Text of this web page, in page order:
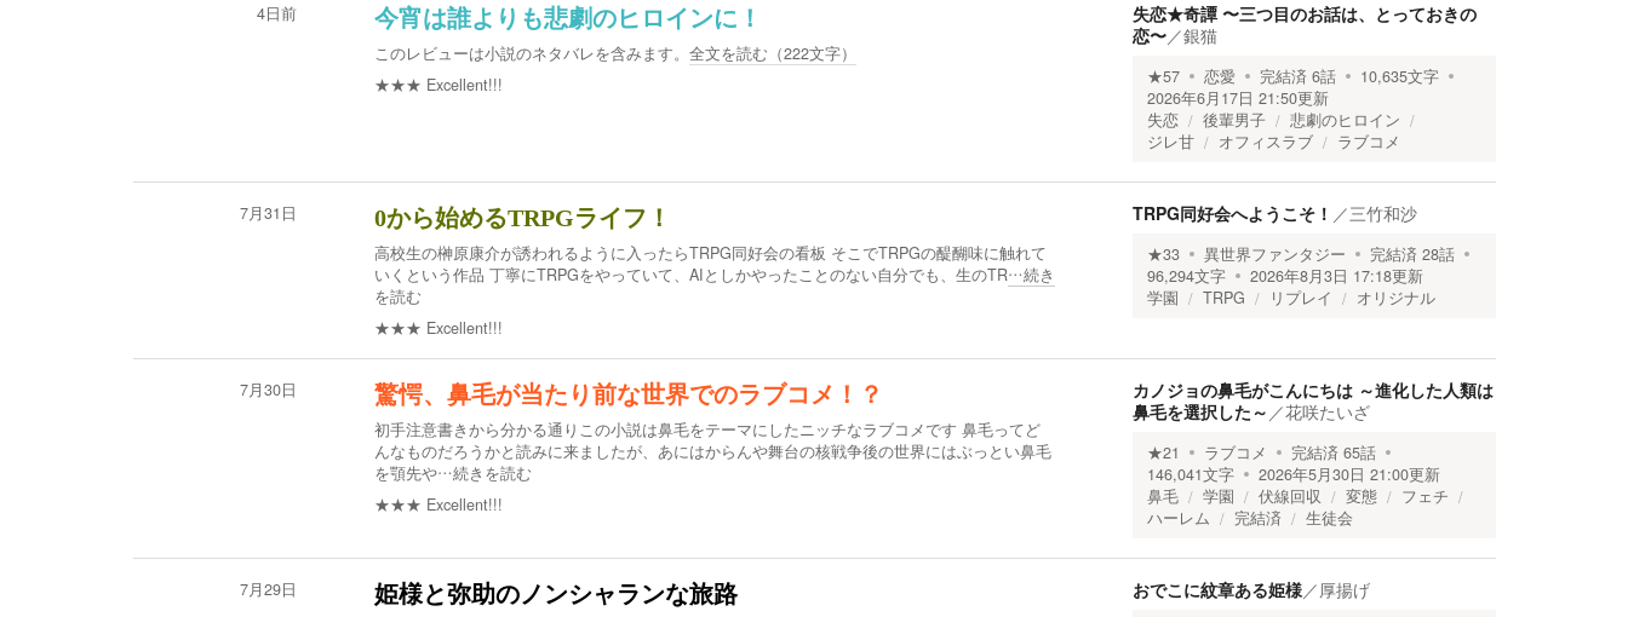
4日前 今宵は誰よりも悲劇のヒロインに！
このレビューは小説のネタバレを含みます。 全文を読む（222文字）
★★★ Excellent!!!
失恋★奇譚 〜三つ目のお話は、とっておきの
恋〜／銀猫
★57 恋愛 完結済 6話 10,635文字
2026年6月17日 21:50更新
失恋
後輩男子
悲劇のヒロイン
ジレ甘
オフィスラブ ラブコメ
7月31日 0から始めるTRPGライフ！
高校生の榊原康介が誘われるように入ったらTRPG同好会の看板 そこでTRPGの醍醐味に触れて
いくという作品 丁寧にTRPGをやっていて、AIとしかやったことのない自分でも、生のTR…続き
を読む
★★★ Excellent!!!
TRPG同好会へようこそ！ ／三竹和沙
★33 異世界ファンタジー 完結済 28話
96,294文字 2026年8月3日 17:18更新
学園
TRPG リプレイ オリジナル
7月30日 驚愕、鼻毛が当たり前な世界でのラブコメ！？
初手注意書きから分かる通りこの小説は鼻毛をテーマにしたニッチなラブコメです 鼻毛ってど
んなものだろうかと読みに来ましたが、あにはからんや舞台の核戦争後の世界にはぶっとい鼻毛
を顎先や…続きを読む
★★★ Excellent!!!
カノジョの鼻毛がこんにちは ～進化した人類は
鼻毛を選択した～ ／花咲たいざ
★21 ラブコメ 完結済 65話
146,041文字 2026年5月30日 21:00更新
鼻毛
学園 伏線回収 変態
フェチ
ハーレム
完結済 生徒会
7月29日 姫様と弥助のノンシャランな旅路 おでこに紋章ある姫様／厚揚げ